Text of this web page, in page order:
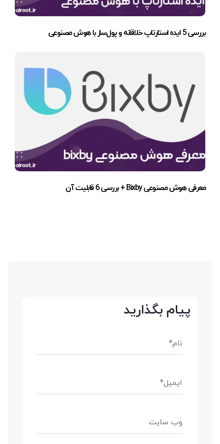
بررسی 5 ایده استارتاپ خلاقانه و پول‌ساز با هوش مصنوعی
معرفی هوش مصنوعی Bixby + بررسی 6 قابلیت آن
پیام بگذارید